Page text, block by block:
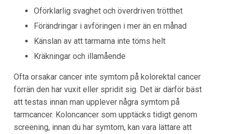
Oförklarlig svaghet och överdriven trötthet
Förändringar i avföringen i mer än en månad
Känslan av att tarmarna inte töms helt
Kräkningar och illamående
Ofta orsakar cancer inte symtom på kolorektal cancer
förrän den har vuxit eller spridit sig. Det är därför bäst
att testas innan man upplever några symtom på
tarmcancer. Koloncancer som upptäcks tidigt genom
screening, innan du har symtom, kan vara lättare att